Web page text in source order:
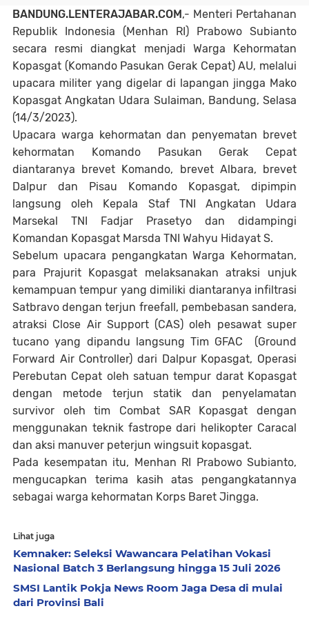
BANDUNG.LENTERAJABAR.COM,- Menteri Pertahanan
Republik Indonesia (Menhan RI) Prabowo Subianto
secara resmi diangkat menjadi Warga Kehormatan
Kopasgat (Komando Pasukan Gerak Cepat) AU, melalui
upacara militer yang digelar di lapangan jingga Mako
Kopasgat Angkatan Udara Sulaiman, Bandung, Selasa
(14/3/2023).
Upacara warga kehormatan dan penyematan brevet
kehormatan Komando Pasukan Gerak Cepat
diantaranya brevet Komando, brevet Albara, brevet
Dalpur dan Pisau Komando Kopasgat, dipimpin
langsung oleh Kepala Staf TNI Angkatan Udara
Marsekal TNI Fadjar Prasetyo dan didampingi
Komandan Kopasgat Marsda TNI Wahyu Hidayat S.
Sebelum upacara pengangkatan Warga Kehormatan,
para Prajurit Kopasgat melaksanakan atraksi unjuk
kemampuan tempur yang dimiliki diantaranya infiltrasi
Satbravo dengan terjun freefall, pembebasan sandera,
atraksi Close Air Support (CAS) oleh pesawat super
tucano yang dipandu langsung Tim GFAC (Ground
Forward Air Controller) dari Dalpur Kopasgat, Operasi
Perebutan Cepat oleh satuan tempur darat Kopasgat
dengan metode terjun statik dan penyelamatan
survivor oleh tim Combat SAR Kopasgat dengan
menggunakan teknik fastrope dari helikopter Caracal
dan aksi manuver peterjun wingsuit kopasgat.
Pada kesempatan itu, Menhan RI Prabowo Subianto,
mengucapkan terima kasih atas pengangkatannya
sebagai warga kehormatan Korps Baret Jingga.
Lihat juga
Kemnaker: Seleksi Wawancara Pelatihan Vokasi
Nasional Batch 3 Berlangsung hingga 15 Juli 2026
SMSI Lantik Pokja News Room Jaga Desa di mulai
dari Provinsi Bali